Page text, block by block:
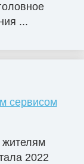
...
сервисом
жителям
2022